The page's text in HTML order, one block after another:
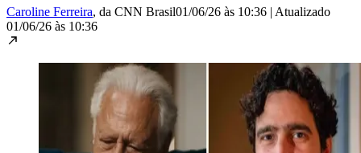
Caroline Ferreira, da CNN Brasil01/06/26 às 10:36 | Atualizado
01/06/26 às 10:36